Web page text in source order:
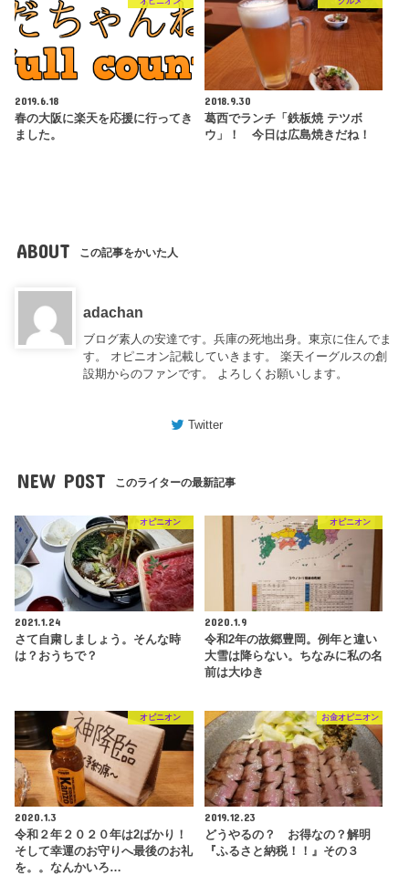
2019.6.18
春の大阪に楽天を応援に行ってき
ました。
2018.9.30
葛西でランチ「鉄板焼 テツボ
ウ」！ 今日は広島焼きだね！
ABOUT この記事をかいた人
adachan
ブログ素人の安達です。兵庫の死地出身。東京に住んでま
す。 オピニオン記載していきます。 楽天イーグルスの創
設期からのファンです。 よろしくお願いします。
Twitter
NEW POST このライターの最新記事
オピニオン
2021.1.24
さて自粛しましょう。そんな時
は？おうちで？
オピニオン
2020.1.9
令和2年の故郷豊岡。例年と違い
大雪は降らない。ちなみに私の名
前は大ゆき
オピニオン
2020.1.3
令和２年２０２０年は2ばかり！
そして幸運のお守りへ最後のお礼
を。。なんかいろ…
お金オピニオン
2019.12.23
どうやるの？ お得なの？解明
『ふるさと納税！！』その３